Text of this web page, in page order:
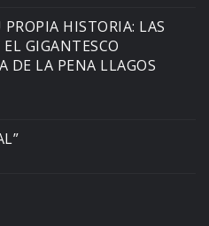
HISTORIA: LAS
GIGANTESCO
DE LA PENA LLAGOS